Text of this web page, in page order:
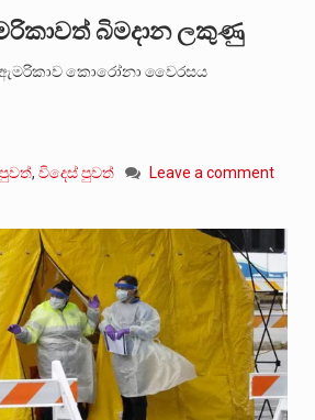
බිමදාන ලකුණු
කොරෝනා වෛරසය
පුවත්, විදෙස් පුවත් Leave a comment